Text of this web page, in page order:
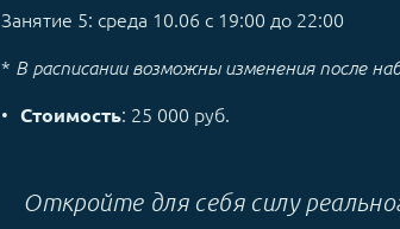
Занятие 5: среда 10.06 с 19:00 до 22:00
* В расписании возможны изменения после
Стоимость: 25 000 руб.
Откройте для себя силу